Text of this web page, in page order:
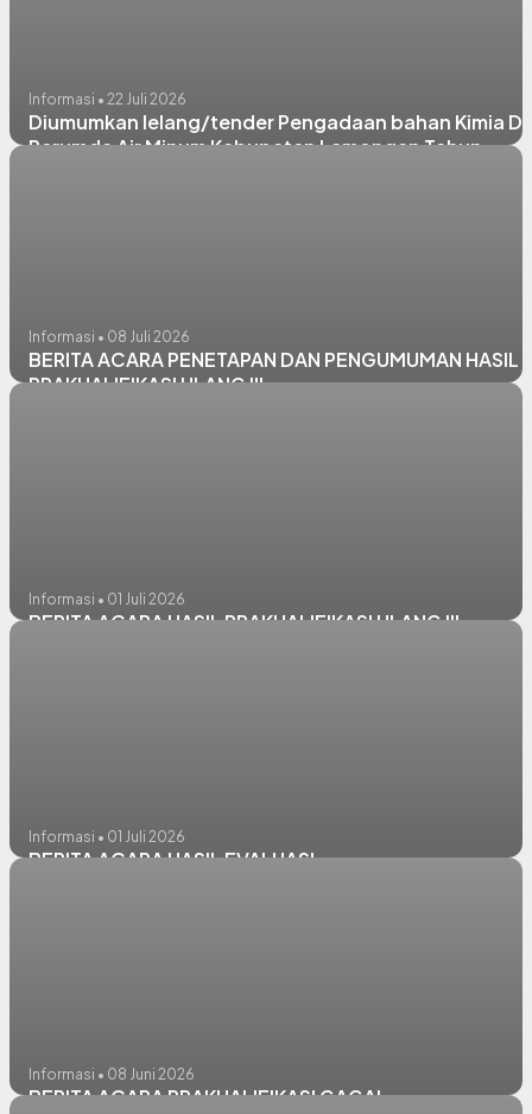
Informasi • 22 Juli 2026
Diumumkan lelang/tender Pengadaan bahan Kimia Di
Perumda Air Minum Kabupaten Lamongan Tahun
Informasi • 08 Juli 2026
BERITA ACARA PENETAPAN DAN PENGUMUMAN HASIL
PRAKUALIFIKASI ULANG III
Informasi • 01 Juli 2026
BERITA ACARA HASIL PRAKUALIFIKASI ULANG III
Informasi • 01 Juli 2026
BERITA ACARA HASIL EVALUASI
Informasi • 08 Juni 2026
BERITA ACARA PRAKUALIFIKASI GAGAL